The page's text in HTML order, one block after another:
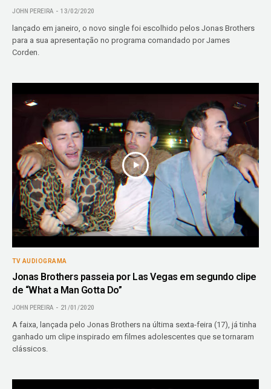
JOHN PEREIRA 13/02/2020
lançado em janeiro, o novo single foi escolhido pelos Jonas Brothers
para a sua apresentação no programa comandado por James
Corden.
TV AUDIOGRAMA
Jonas Brothers passeia por Las Vegas em segundo clipe
de “What a Man Gotta Do”
JOHN PEREIRA 21/01/2020
A faixa, lançada pelo Jonas Brothers na última sexta-feira (17), já tinha
ganhado um clipe inspirado em filmes adolescentes que se tornaram
clássicos.